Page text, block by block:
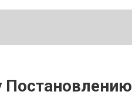
Постановлению